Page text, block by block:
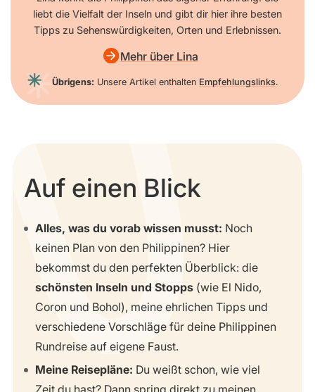
liebt die Vielfalt der Inseln und gibt dir hier ihre besten
Tipps zu Sehenswürdigkeiten, Orten und Erlebnissen.
Mehr über Lina
Übrigens: Unsere Artikel enthalten Empfehlungslinks.
Auf einen Blick
Alles, was du vorab wissen musst: Noch
keinen Plan von den Philippinen? Hier
bekommst du den perfekten Überblick: die
schönsten Inseln und Stopps (wie El Nido,
Coron und Bohol), meine ehrlichen Tipps und
verschiedene Vorschläge für deine Philippinen
Rundreise auf eigene Faust.
Meine Reisepläne: Du weißt schon, wie viel